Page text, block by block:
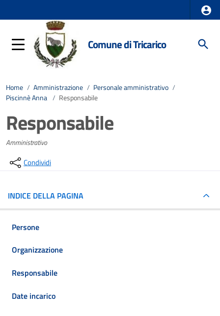
Comune di Tricarico
Home / Amministrazione / Personale amministrativo /
Piscinnè Anna / Responsabile
Responsabile
Amministrativo
Condividi
INDICE DELLA PAGINA
Persone
Organizzazione
Responsabile
Date incarico